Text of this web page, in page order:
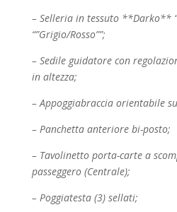
– Selleria in tessuto **Darko**
“”Grigio/Rosso””;
– Sedile guidatore con
in altezza;
– Appoggiabraccia orientabile
– Panchetta anteriore bi-posto;
– Tavolinetto porta-carte a
passeggero (Centrale);
– Poggiatesta (3) sellati;